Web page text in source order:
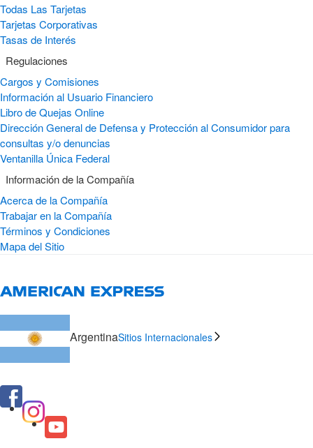
Todas Las Tarjetas
Tarjetas Corporativas
Tasas de Interés
Regulaciones
Cargos y Comisiones
Información al Usuario Financiero
Libro de Quejas Online
Dirección General de Defensa y Protección al Consumidor para
consultas y/o denuncias
Ventanilla Única Federal
Información de la Compañía
Acerca de la Compañía
Trabajar en la Compañía
Términos y Condiciones
Mapa del Sitio
ArgentinaSitios Internacionales